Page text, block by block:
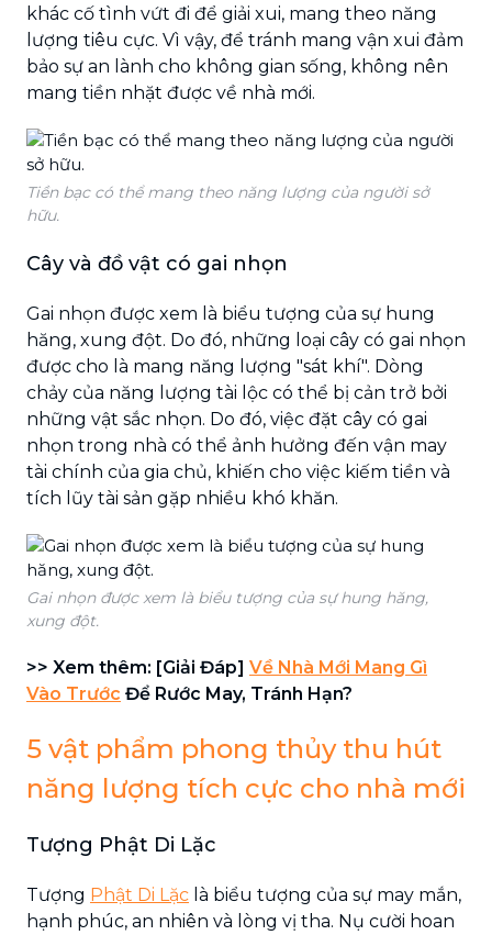
khác cố tình vứt đi để giải xui, mang theo năng
lượng tiêu cực. Vì vậy, để tránh mang vận xui đảm
bảo sự an lành cho không gian sống, không nên
mang tiền nhặt được về nhà mới.
Tiền bạc có thể mang theo năng lượng của người sở
hữu.
Cây và đồ vật có gai nhọn
Gai nhọn được xem là biểu tượng của sự hung
hăng, xung đột. Do đó, những loại cây có gai nhọn
được cho là mang năng lượng "sát khí". Dòng
chảy của năng lượng tài lộc có thể bị cản trở bởi
những vật sắc nhọn. Do đó, việc đặt cây có gai
nhọn trong nhà có thể ảnh hưởng đến vận may
tài chính của gia chủ, khiến cho việc kiếm tiền và
tích lũy tài sản gặp nhiều khó khăn.
Gai nhọn được xem là biểu tượng của sự hung hăng,
xung đột.
>> Xem thêm: [Giải Đáp] Về Nhà Mới Mang Gì
Vào Trước Để Rước May, Tránh Hạn?
5 vật phẩm phong thủy thu hút
năng lượng tích cực cho nhà mới
Tượng Phật Di Lặc
Tượng Phật Di Lặc là biểu tượng của sự may mắn,
hạnh phúc, an nhiên và lòng vị tha. Nụ cười hoan